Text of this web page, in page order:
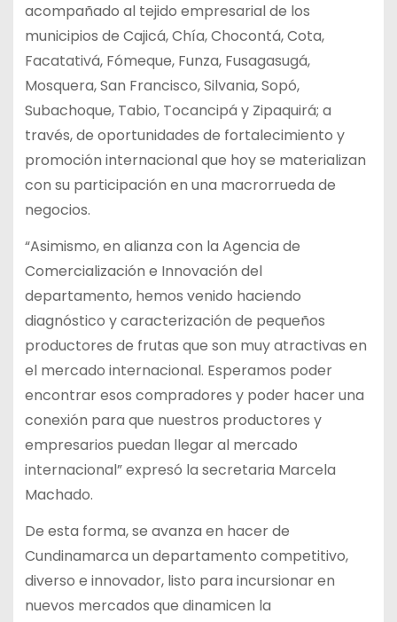
acompañado al tejido empresarial de los
municipios de Cajicá, Chía, Chocontá, Cota,
Facatativá, Fómeque, Funza, Fusagasugá,
Mosquera, San Francisco, Silvania, Sopó,
Subachoque, Tabio, Tocancipá y Zipaquirá; a
través, de oportunidades de fortalecimiento y
promoción internacional que hoy se materializan
con su participación en una macrorrueda de
negocios.
“Asimismo, en alianza con la Agencia de
Comercialización e Innovación del
departamento, hemos venido haciendo
diagnóstico y caracterización de pequeños
productores de frutas que son muy atractivas en
el mercado internacional. Esperamos poder
encontrar esos compradores y poder hacer una
conexión para que nuestros productores y
empresarios puedan llegar al mercado
internacional” expresó la secretaria Marcela
Machado.
De esta forma, se avanza en hacer de
Cundinamarca un departamento competitivo,
diverso e innovador, listo para incursionar en
nuevos mercados que dinamicen la